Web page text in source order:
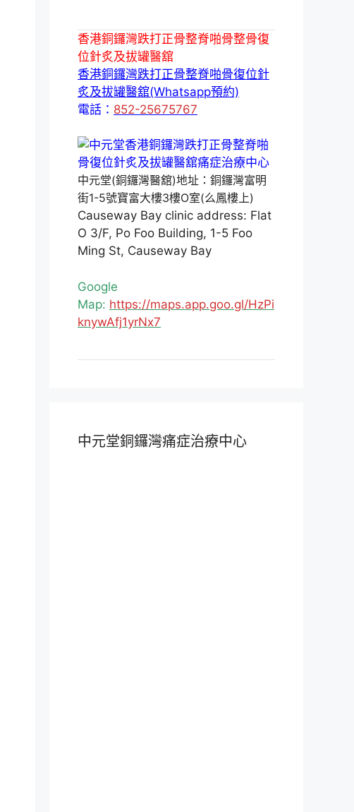
香港銅鑼灣跌打正骨整脊啪骨整骨復
位針炙及拔罐醫舘
香港銅鑼灣跌打正骨整脊啪骨復位針
炙及拔罐醫舘(Whatsapp預約)
電話： 852-25675767
中元堂(銅鑼灣醫舘)地址：銅鑼灣富明
街1-5號寶富大樓3樓O室(么鳳樓上)
Causeway Bay clinic address: Flat
O 3/F, Po Foo Building, 1-5 Foo
Ming St, Causeway Bay
Google
Map: https://maps.app.goo.gl/HzPi
knywAfj1yrNx7
中元堂銅鑼灣痛症治療中心